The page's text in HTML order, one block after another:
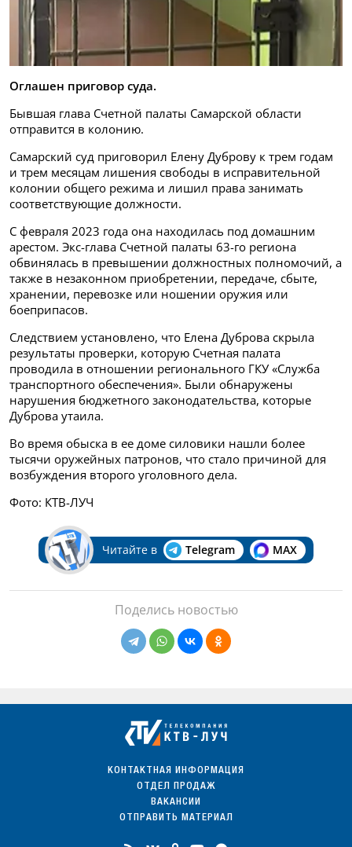
Оглашен приговор суда.
Бывшая глава Счетной палаты Самарской области
отправится в колонию.
Самарский суд приговорил Елену Дуброву к трем годам
и трем месяцам лишения свободы в исправительной
колонии общего режима и лишил права занимать
соответствующие должности.
С февраля 2023 года она находилась под домашним
арестом. Экс-глава Счетной палаты 63-го региона
обвинялась в превышении должностных полномочий, а
также в незаконном приобретении, передаче, сбыте,
хранении, перевозке или ношении оружия или
боеприпасов.
Следствием установлено, что Елена Дуброва скрыла
результаты проверки, которую Счетная палата
проводила в отношении регионального ГКУ «Служба
транспортного обеспечения». Были обнаружены
нарушения бюджетного законодательства, которые
Дуброва утаила.
Во время обыска в ее доме силовики нашли более
тысячи оружейных патронов, что стало причиной для
возбуждения второго уголовного дела.
Фото: КТВ-ЛУЧ
Читайте в Telegram MAX
Поделись новостью
КОНТАКТНАЯ ИНФОРМАЦИЯ
ОТДЕЛ ПРОДАЖ
ВАКАНСИИ
ОТПРАВИТЬ МАТЕРИАЛ